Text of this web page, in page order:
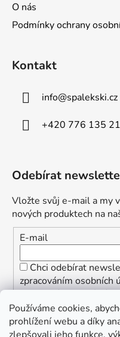
Používáme cookies,
prohlížení webu a díky
O nás
Podmínky ochrany
Kontakt
info@spalekski.cz
+420 776 135
Odebírat
Vložte svůj e-mail a my
nových produktech na
E-mail
Chci odebírat
zpracováním osobních
informací o speciálních
PŘIHLÁSIT SE